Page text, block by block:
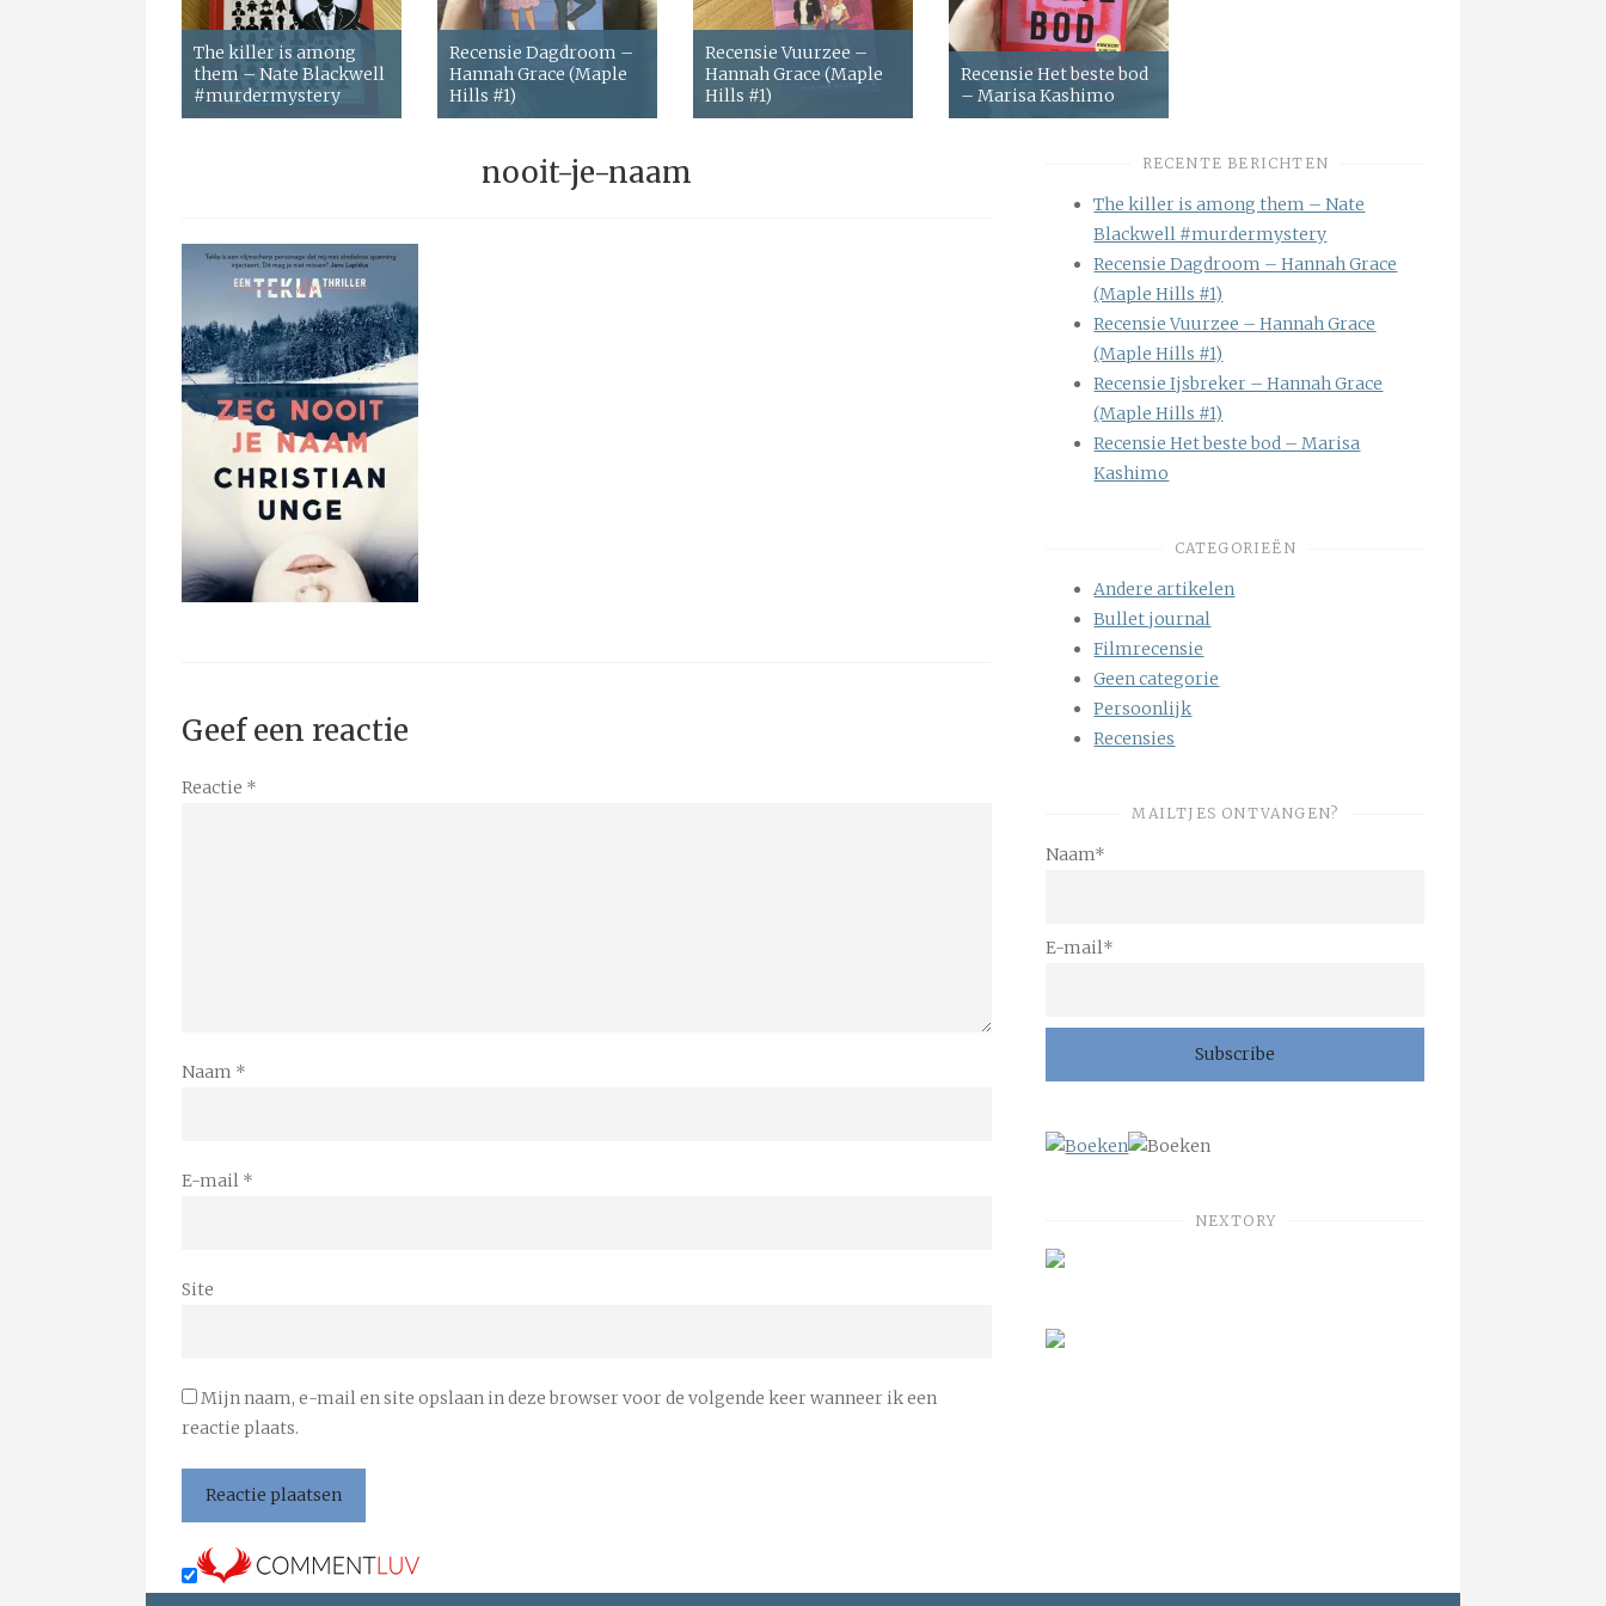
The killer is among
them – Nate Blackwell
#murdermystery
Recensie Dagdroom –
Hannah Grace (Maple
Hills #1)
Recensie Vuurzee –
Hannah Grace (Maple
Hills #1)
Recensie Het beste bod
– Marisa Kashimo
nooit-je-naam
Geef een reactie
Reactie *
Naam *
E-mail *
Site
Mijn naam, e-mail en site opslaan in deze browser voor de volgende keer wanneer ik een
reactie plaats.
RECENTE BERICHTEN
The killer is among them – Nate
Blackwell #murdermystery
Recensie Dagdroom – Hannah Grace
(Maple Hills #1)
Recensie Vuurzee – Hannah Grace
(Maple Hills #1)
Recensie Ijsbreker – Hannah Grace
(Maple Hills #1)
Recensie Het beste bod – Marisa
Kashimo
CATEGORIEËN
Andere artikelen
Bullet journal
Filmrecensie
Geen categorie
Persoonlijk
Recensies
MAILTJES ONTVANGEN?
Naam*
E-mail*
NEXTORY